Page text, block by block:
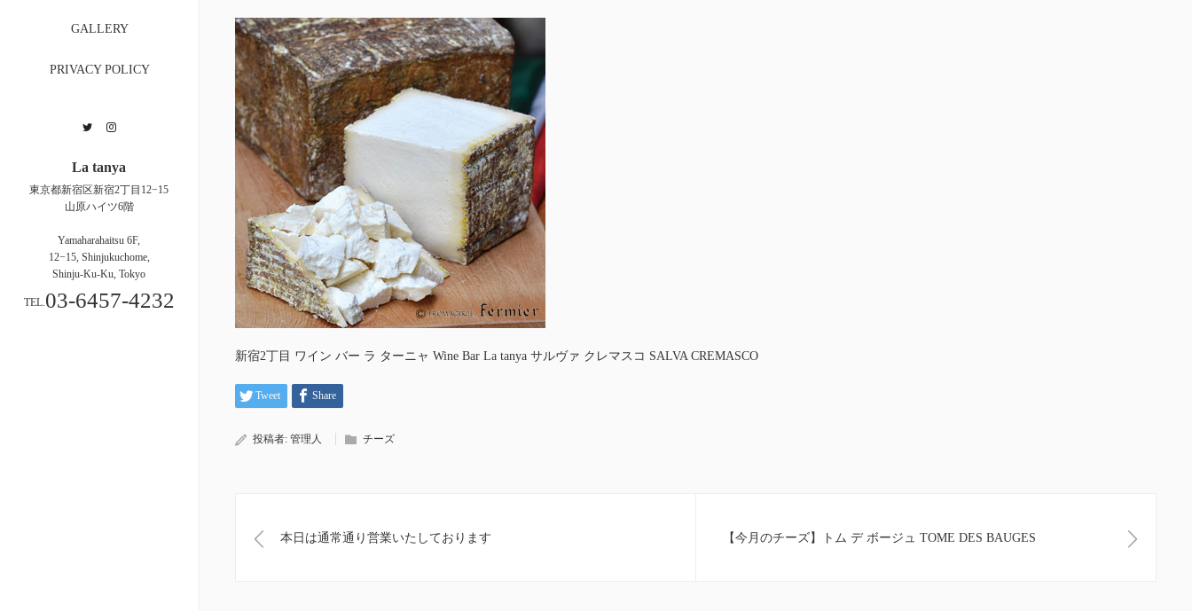
GALLERY
PRIVACY POLICY
Twitter
La tanya
東京都新宿区新宿2丁目12−15
山原ハイツ6階
Yamaharahaitsu 6F,
12−15, Shinjukuchome,
Shinju-Ku-Ku, Tokyo
TEL.03-6457-4232
新宿2丁目 ワイン バー ラ ターニャ Wine Bar La tanya サルヴァ クレマスコ SALVA CREMASCO
Tweet Share
投稿者: 管理人 チーズ
本日は通常通り営業いたしております 【今月のチーズ】トム デ ボージュ TOME DES BAUGES